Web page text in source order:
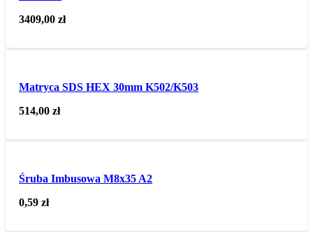
3409,00zł
Matryca SDS HEX 30mm K502/K503
514,00zł
Śruba Imbusowa M8x35 A2
0,59zł